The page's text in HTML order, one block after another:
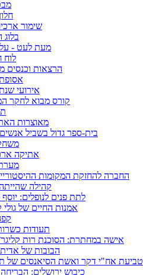
שימור
בלוג
מעת לעט -
לוח
הרצאות וכנסים
אירועי
קורס מבוא לחקר
מאוצרות
בית-ספר גדול בשביל אנשים
אתיקה
מערת
החברה להחזקת המקומות
קהילה שהייתה
לתת פנים לנופלים:
אמנות החיים של גולי
תעודות
אישה במחתרת: הסוכנת רות
הבובות של
טביעת אח"י דקר ואשת הסיאנסים של
כיבוש ירושלים: